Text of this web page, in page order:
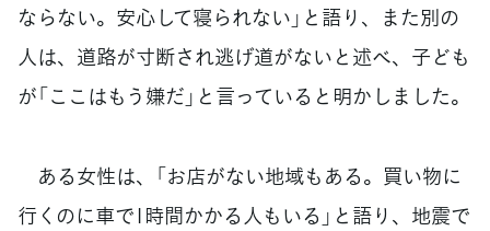
ならない。安心して寝られない」と語り、また別の
人は、道路が寸断され逃げ道がないと述べ、子ども
が「ここはもう嫌だ」と言っていると明かしました。
ある女性は、「お店がない地域もある。買い物に
行くのに車で1時間かかる人もいる」と語り、地震で